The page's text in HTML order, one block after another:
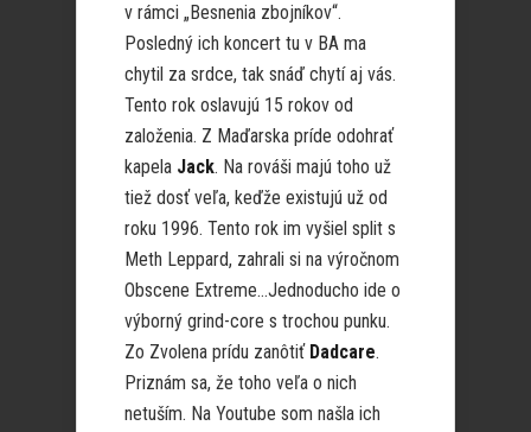
v rámci „Besnenia zbojníkov“.
Posledný ich koncert tu v BA ma
chytil za srdce, tak snáď chytí aj vás.
Tento rok oslavujú 15 rokov od
založenia. Z Maďarska príde odohrať
kapela Jack. Na rováši majú toho už
tiež dosť veľa, keďže existujú už od
roku 1996. Tento rok im vyšiel split s
Meth Leppard, zahrali si na výročnom
Obscene Extreme…Jednoducho ide o
výborný grind-core s trochou punku.
Zo Zvolena prídu zanôtiť Dadcare.
Priznám sa, že toho veľa o nich
netuším. Na Youtube som našla ich